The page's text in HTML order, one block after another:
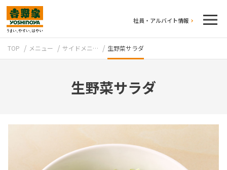
社員・アルバイト情報
TOP メニュー サイドメニ… 生野菜サラダ
生野菜サラダ